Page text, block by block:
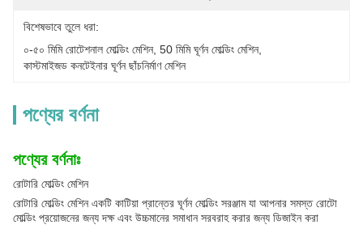
বিশেষভাবে তুলে ধরা:
০-৫০ মিমি রোটেশনাল মোল্ডিং মেশিন, 50 মিমি ঘূর্ণন মোল্ডিং মেশিন,
কাস্টমাইজড কনটেইনার ঘূর্ণন ছাঁচনির্মাণ মেশিন
পণ্যের বর্ণনা
পণ্যের বর্ণনাঃ
রোটারি মোল্ডিং মেশিন
রোটারি মোল্ডিং মেশিন একটি কাটিয়া প্রান্তের ঘূর্ণন মোল্ডিং সরঞ্জাম যা আপনার সমস্ত রোটো
মোল্ডিং প্রয়োজনের জন্য দক্ষ এবং উচ্চমানের সমাধান সরবরাহ করার জন্য ডিজাইন করা